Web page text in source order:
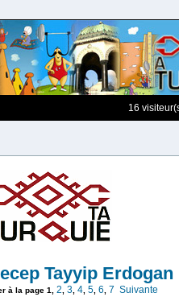
16
Tayyip Erdogan
à la page 1 2 3 4 5 6 7 Suivante